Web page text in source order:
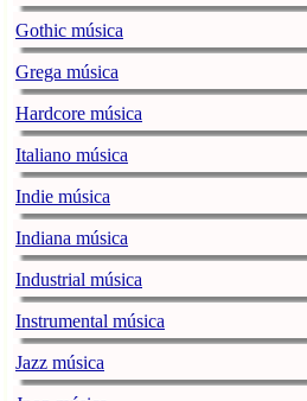
Gothic música
Grega música
Hardcore música
Italiano música
Indie música
Indiana música
Industrial música
Instrumental música
Jazz música